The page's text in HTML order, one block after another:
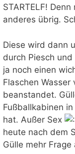
STARTELF!
anderes übrig.
Diese wird dann
durch Piesch
ja noch einen
Flaschen
beanstandet.
Fußballkabinen
hat. Außer Sex
heute nach dem
Gülle mehr